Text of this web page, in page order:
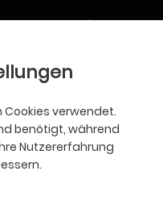
verwendet.
benötigt, während
Nutzererfahrung
• 2. und 4. Akt nach
Musik von Peter